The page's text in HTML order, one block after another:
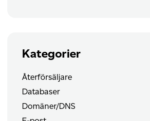
Kategorier
Återförsäljare
Databaser
Domäner/DNS